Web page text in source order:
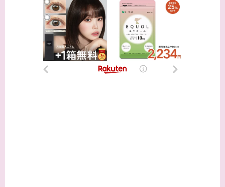
時代痩せていた？旦那
との馴れ初めは？
【画像】柴咲コウと似
てる女優３選！結婚し
て旦那がいる？北海道